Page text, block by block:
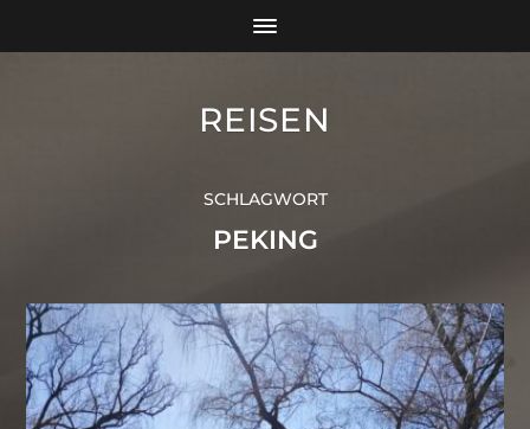
REISEN
SCHLAGWORT
PEKING